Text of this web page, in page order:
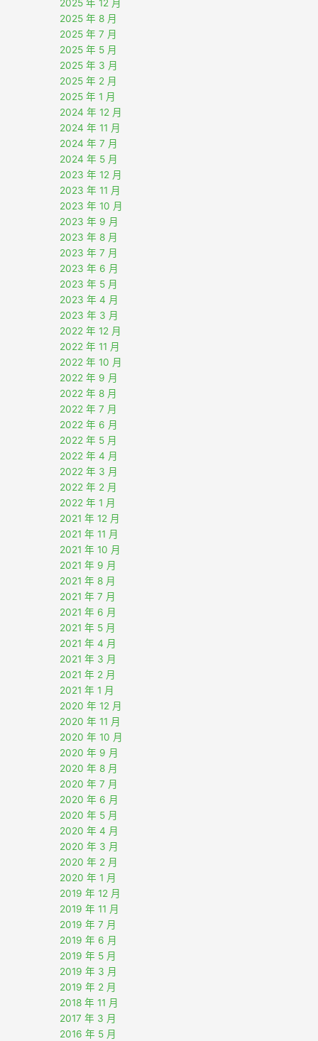
2025 年 12 月
2025 年 8 月
2025 年 7 月
2025 年 5 月
2025 年 3 月
2025 年 2 月
2025 年 1 月
2024 年 12 月
2024 年 11 月
2024 年 7 月
2024 年 5 月
2023 年 12 月
2023 年 11 月
2023 年 10 月
2023 年 9 月
2023 年 8 月
2023 年 7 月
2023 年 6 月
2023 年 5 月
2023 年 4 月
2023 年 3 月
2022 年 12 月
2022 年 11 月
2022 年 10 月
2022 年 9 月
2022 年 8 月
2022 年 7 月
2022 年 6 月
2022 年 5 月
2022 年 4 月
2022 年 3 月
2022 年 2 月
2022 年 1 月
2021 年 12 月
2021 年 11 月
2021 年 10 月
2021 年 9 月
2021 年 8 月
2021 年 7 月
2021 年 6 月
2021 年 5 月
2021 年 4 月
2021 年 3 月
2021 年 2 月
2021 年 1 月
2020 年 12 月
2020 年 11 月
2020 年 10 月
2020 年 9 月
2020 年 8 月
2020 年 7 月
2020 年 6 月
2020 年 5 月
2020 年 4 月
2020 年 3 月
2020 年 2 月
2020 年 1 月
2019 年 12 月
2019 年 11 月
2019 年 7 月
2019 年 6 月
2019 年 5 月
2019 年 3 月
2019 年 2 月
2018 年 11 月
2017 年 3 月
2016 年 5 月